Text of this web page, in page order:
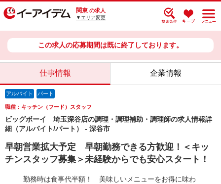
関東 の求人
▼エリア変更
この求人の応募期間は既に終了しております。
仕事情報 企業情報
アルバイト パート
職種：キッチン（フード）スタッフ
ビッグボーイ 埼玉深谷店の調理・調理補助・調理師の求人情報詳
細（アルバイト/パート） - 深谷市
早朝営業拡大予定 早朝勤務できる方歓迎！＜キッ
チンスタッフ募集＞未経験からでも安心スタート！
勤務時は食事代半額！ 美味しいメニューをお得に味わ